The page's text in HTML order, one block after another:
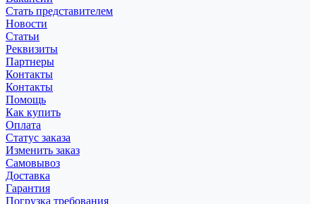
Стать представителем
Новости
Статьи
Реквизиты
Партнеры
Контакты
Контакты
Помощь
Как купить
Оплата
Статус заказа
Изменить заказ
Самовывоз
Доставка
Гарантия
Погрузка требования